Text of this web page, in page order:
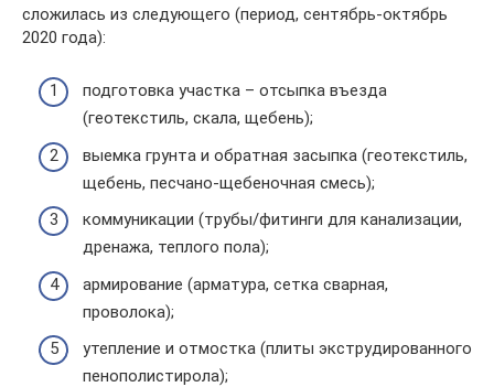
сложилась из следующего (период, сентябрь-октябрь
2020 года):
подготовка участка – отсыпка въезда
(геотекстиль, скала, щебень);
выемка грунта и обратная засыпка (геотекстиль,
щебень, песчано-щебеночная смесь);
коммуникации (трубы/фитинги для канализации,
дренажа, теплого пола);
армирование (арматура, сетка сварная,
проволока);
утепление и отмостка (плиты экструдированного
пенополистирола);